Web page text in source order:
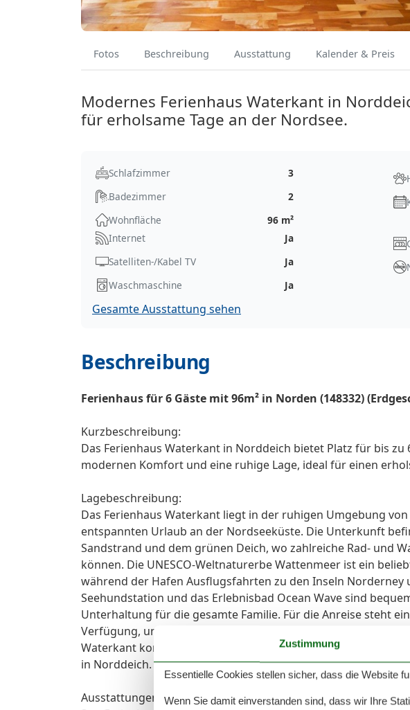
Fotos Beschreibung Ausstattung Kalender & Preis
Modernes Ferienhaus Waterkant in
für erholsame Tage an der Nordsee.
Schlafzimmer
3
Badezimmer
2
Wohnfläche
96 m²
Internet
Ja
Satelliten-/Kabel TV
Ja
Waschmaschine
Ja
Gesamte Ausstattung sehen
Beschreibung
Ferienhaus für 6 Gäste mit 96m² in Norden (148332)
Kurzbeschreibung:
Das Ferienhaus Waterkant in Norddeich bietet Platz für bis
modernen Komfort und eine ruhige Lage, ideal für einen
Lagebeschreibung:
Das Ferienhaus Waterkant liegt in der ruhigen Umgebung
entspannten Urlaub an der Nordseeküste. Die Unterkunft
Sandstrand und dem grünen Deich, wo zahlreiche Rad- und
können. Die UNESCO-Weltnaturerbe Wattenmeer ist ein
während der Hafen Ausflugsfahrten zu den Inseln Norderney
Seehundstation und das Erlebnisbad Ocean Wave sind
Unterhaltung für die gesamte Familie. Für die Anreise steht
Verfügung, und Fahrräder können sicher im Abstellraum
Waterkant kombiniert Ruhe und Komfort mit einer idealen
in Norddeich.
Ausstattungen:
Zustimmung
Essentielle Cookies stellen sicher, dass die Website
Wenn Sie damit einverstanden sind, dass wir Ihre